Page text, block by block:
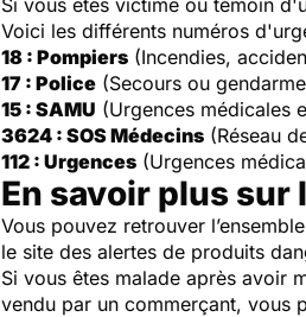
Voici les différents numéros
18 : Pompiers (Incendies,
17 : Police (Secours ou
15 : SAMU (Urgences médicales
3624 : SOS Médecins (Réseau
112 : Urgences (Urgences
En savoir plus
Vous pouvez retrouver
le site des alertes de produits
Si vous êtes malade après avoir
vendu par un commerçant, vous